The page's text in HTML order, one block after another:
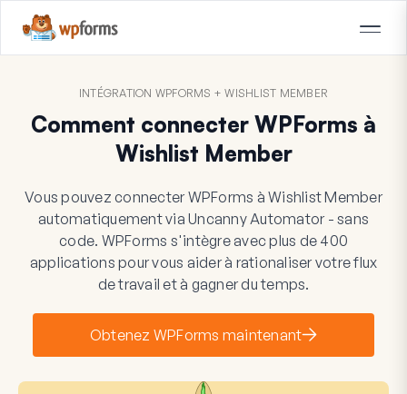
INTÉGRATION WPFORMS + WISHLIST MEMBER
Comment connecter WPForms à
Wishlist Member
Vous pouvez connecter WPForms à Wishlist Member
automatiquement via Uncanny Automator - sans
code. WPForms s'intègre avec plus de 400
applications pour vous aider à rationaliser votre flux
de travail et à gagner du temps.
Obtenez WPForms maintenant